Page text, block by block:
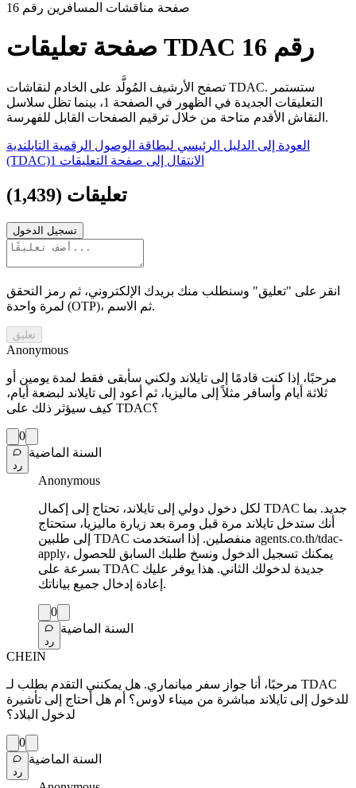
صفحة مناقشات المسافرين رقم 16
صفحة تعليقات TDAC رقم 16
تصفح الأرشيف المُولَّد على الخادم لنقاشات TDAC. ستستمر
التعليقات الجديدة في الظهور في الصفحة 1، بينما تظل سلاسل
النقاش الأقدم متاحة من خلال ترقيم الصفحات القابل للفهرسة.
العودة إلى الدليل الرئيسي لبطاقة الوصول الرقمية التايلندية
(TDAC)
الانتقال إلى صفحة التعليقات 1
تعليقات (
1,439
)
تسجيل الدخول
انقر على "تعليق" وسنطلب منك بريدك الإلكتروني، ثم رمز التحقق
لمرة واحدة (OTP)، ثم الاسم.
تعليق
Anonymous
مرحبًا، إذا كنت قادمًا إلى تايلاند ولكني سأبقى فقط لمدة يومين أو
ثلاثة أيام وأسافر مثلاً إلى ماليزيا، ثم أعود إلى تايلاند لبضعة أيام،
كيف سيؤثر ذلك على TDAC؟
0
رد
السنة الماضية
Anonymous
لكل دخول دولي إلى تايلاند، تحتاج إلى إكمال TDAC جديد. بما
أنك ستدخل تايلاند مرة قبل ومرة بعد زيارة ماليزيا، ستحتاج
إلى طلبين TDAC منفصلين. إذا استخدمت agents.co.th/tdac-
apply، يمكنك تسجيل الدخول ونسخ طلبك السابق للحصول
بسرعة على TDAC جديدة لدخولك الثاني. هذا يوفر عليك
إعادة إدخال جميع بياناتك.
0
رد
السنة الماضية
CHEIN
مرحبًا، أنا جواز سفر ميانماري. هل يمكنني التقدم بطلب لـ TDAC
للدخول إلى تايلاند مباشرة من ميناء لاوس؟ أم هل أحتاج إلى تأشيرة
لدخول البلاد؟
0
رد
السنة الماضية